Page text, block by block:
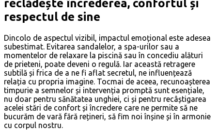
reclădește încrederea, confortul și
respectul de sine
Dincolo de aspectul vizibil, impactul emoțional este adesea
subestimat. Evitarea sandalelor, a spa-urilor sau a
momentelor de relaxare la piscină sau în concediu alături
de prieteni, poate deveni o regulă. Iar această retragere
subtilă și frica de a ne fi aflat secretul, ne influențează
relația cu propria imagine. Tocmai de aceea, recunoașterea
timpurie a semnelor și intervenția promptă sunt esențiale,
nu doar pentru sănătatea unghiei, ci și pentru recâștigarea
acelei stări de confort și încredere care ne permite să ne
bucurăm de vară fără rețineri, să fim noi înșine și în armonie
cu corpul nostru.